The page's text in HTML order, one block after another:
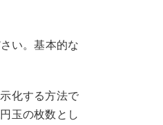
い。基本的な
化する方法で
玉の枚数とし